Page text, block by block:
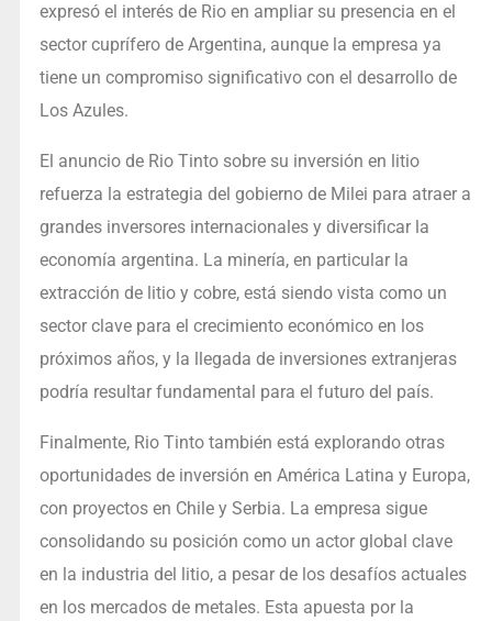
expresó el interés de Rio en ampliar su presencia en el
sector cuprífero de Argentina, aunque la empresa ya
tiene un compromiso significativo con el desarrollo de
Los Azules.
El anuncio de Rio Tinto sobre su inversión en litio
refuerza la estrategia del gobierno de Milei para atraer a
grandes inversores internacionales y diversificar la
economía argentina. La minería, en particular la
extracción de litio y cobre, está siendo vista como un
sector clave para el crecimiento económico en los
próximos años, y la llegada de inversiones extranjeras
podría resultar fundamental para el futuro del país.
Finalmente, Rio Tinto también está explorando otras
oportunidades de inversión en América Latina y Europa,
con proyectos en Chile y Serbia. La empresa sigue
consolidando su posición como un actor global clave
en la industria del litio, a pesar de los desafíos actuales
en los mercados de metales. Esta apuesta por la